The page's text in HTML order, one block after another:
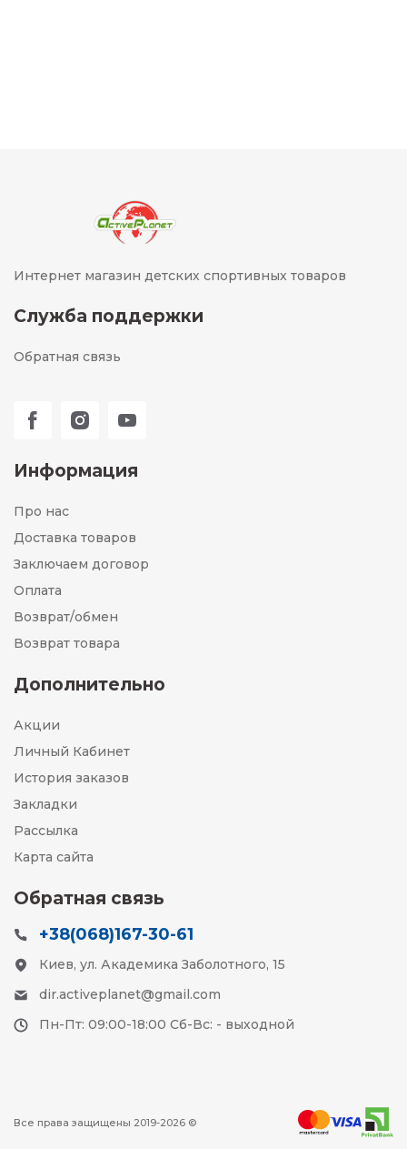
Интернет магазин детских спортивных товаров
Служба поддержки
Обратная связь
Информация
Про нас
Доставка товаров
Заключаем договор
Оплата
Возврат/обмен
Возврат товара
Дополнительно
Акции
Личный Кабинет
История заказов
Закладки
Рассылка
Карта сайта
Обратная связь
+38(068)167-30-61
Киев, ул. Академика Заболотного, 15
dir.activeplanet@gmail.com
Пн-Пт: 09:00-18:00 Сб-Вс: - выходной
Все права защищены 2019-2026 ©